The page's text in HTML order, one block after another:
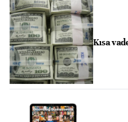
Kısa